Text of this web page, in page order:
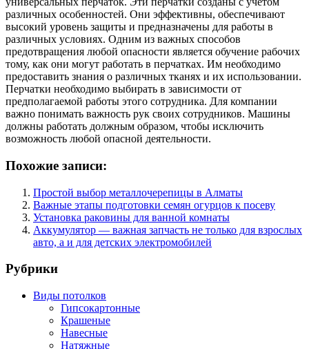
различных особенностей. Они эффективны, обеспечивают
высокий уровень защиты и предназначены для работы в
различных условиях. Одним из важных способов
предотвращения любой опасности является обучение рабочих
тому, как они могут работать в перчатках. Им необходимо
предоставить знания о различных тканях и их использовании.
Перчатки необходимо выбирать в зависимости от
предполагаемой работы этого сотрудника. Для компании
важно понимать важность рук своих сотрудников. Машины
должны работать должным образом, чтобы исключить
возможность любой опасной деятельности.
Похожие записи:
Простой выбор металлочерепицы в Алматы
Важные этапы подготовки семян огурцов к посеву
Установка раковины для ванной комнаты
Аккумулятор — важная запчасть не только для взрослых
авто, а и для детских электромобилей
Рубрики
Виды потолков
Гипсокартонные
Крашеные
Навесные
Натяжные